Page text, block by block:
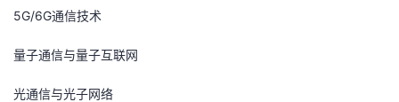
者
学
持
5G/6G通信技术
量子通信与量子互联网
光通信与光子网络